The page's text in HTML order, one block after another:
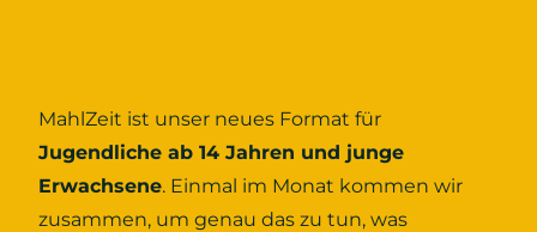
MahlZeit ist unser neues Format für
Jugendliche ab 14 Jahren und junge
Erwachsene. Einmal im Monat kommen wir
zusammen, um genau das zu tun, was